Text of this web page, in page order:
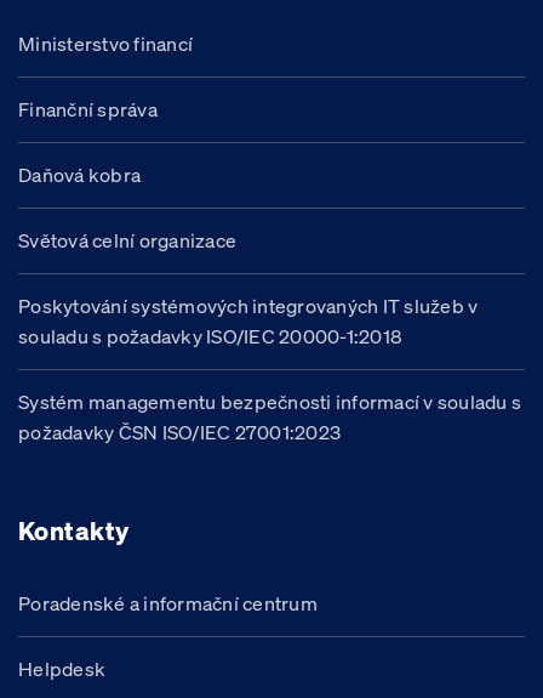
Ministerstvo financí
Finanční správa
Daňová kobra
Světová celní organizace
Poskytování systémových integrovaných IT služeb v
souladu s požadavky ISO/IEC 20000-1:2018
Systém managementu bezpečnosti informací v souladu s
požadavky ČSN ISO/IEC 27001:2023
Kontakty
Poradenské a informační centrum
Helpdesk